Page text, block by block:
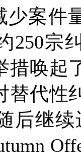
少案件
250宗
措唤起
替代性
后继续